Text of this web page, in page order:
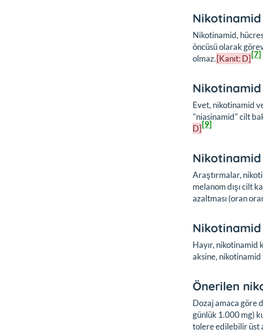
Nikotinamid,
öncüsü olarak
olmaz.[Kanıt: D][7]
Nikotinamid
Evet, nikotinamid
"niasinamid" cilt
D][9]
Araştırmalar,
melanom dışı cilt
azaltması (oran
Nikotinamid
Hayır, nikotinamid
aksine,
Önerilen
Dozaj amaca göre
günlük 1.000 mg)
tolere edilebilir üst